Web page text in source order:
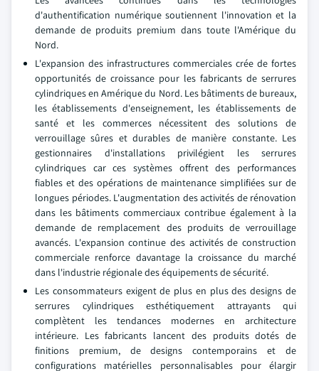
d'authentification numérique soutiennent l'innovation et la
demande de produits premium dans toute l'Amérique du
Nord.
L'expansion des infrastructures commerciales crée de fortes
opportunités de croissance pour les fabricants de serrures
cylindriques en Amérique du Nord. Les bâtiments de bureaux,
les établissements d'enseignement, les établissements de
santé et les commerces nécessitent des solutions de
verrouillage sûres et durables de manière constante. Les
gestionnaires d'installations privilégient les serrures
cylindriques car ces systèmes offrent des performances
fiables et des opérations de maintenance simplifiées sur de
longues périodes. L'augmentation des activités de rénovation
dans les bâtiments commerciaux contribue également à la
demande de remplacement des produits de verrouillage
avancés. L'expansion continue des activités de construction
commerciale renforce davantage la croissance du marché
dans l'industrie régionale des équipements de sécurité.
Les consommateurs exigent de plus en plus des designs de
serrures cylindriques esthétiquement attrayants qui
complètent les tendances modernes en architecture
intérieure. Les fabricants lancent des produits dotés de
finitions premium, de designs contemporains et de
configurations matérielles personnalisables pour élargir